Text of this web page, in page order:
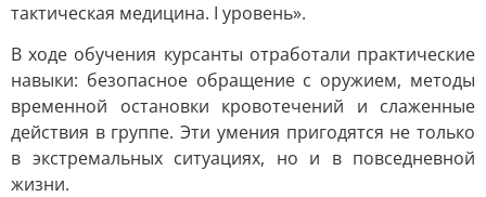
тактическая медицина. I уровень».
В ходе обучения курсанты отработали практические
навыки: безопасное обращение с оружием, методы
временной остановки кровотечений и слаженные
действия в группе. Эти умения пригодятся не только
в экстремальных ситуациях, но и в повседневной
жизни.